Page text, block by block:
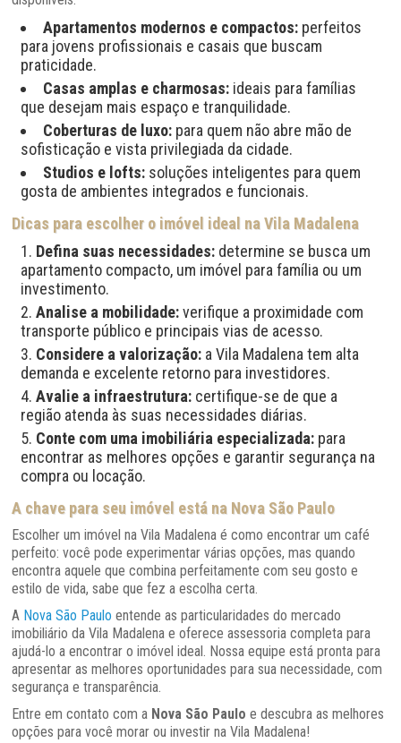
Apartamentos modernos e compactos: perfeitos
para jovens profissionais e casais que buscam
praticidade.
Casas amplas e charmosas: ideais para famílias
que desejam mais espaço e tranquilidade.
Coberturas de luxo: para quem não abre mão de
sofisticação e vista privilegiada da cidade.
Studios e lofts: soluções inteligentes para quem
gosta de ambientes integrados e funcionais.
Dicas para escolher o imóvel ideal na Vila Madalena
Defina suas necessidades: determine se busca um
apartamento compacto, um imóvel para família ou um
investimento.
Analise a mobilidade:verifique a proximidade com
transporte público e principais vias de acesso.
Considere a valorização: a Vila Madalena tem alta
demanda e excelente retorno para investidores.
Avalie a infraestrutura: certifique-se de que a
região atenda às suas necessidades diárias.
Conte com uma imobiliária especializada: para
encontrar as melhores opções e garantir segurança na
compra ou locação.
A chave para seu imóvel está na Nova São Paulo
Escolher um imóvel na Vila Madalena é como encontrar um café
perfeito: você pode experimentar várias opções, mas quando
encontra aquele que combina perfeitamente com seu gosto e
estilo de vida, sabe que fez a escolha certa.
A Nova São Paulo entende as particularidades do mercado
imobiliário da Vila Madalena e oferece assessoria completa para
ajudá-lo a encontrar o imóvel ideal. Nossa equipe está pronta para
apresentar as melhores oportunidades para sua necessidade, com
segurança e transparência.
Entre em contato com a Nova São Paulo e descubra as melhores
opções para você morar ou investir na Vila Madalena!